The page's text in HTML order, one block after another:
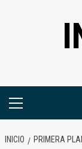
Menú
INICIO PRIMERA